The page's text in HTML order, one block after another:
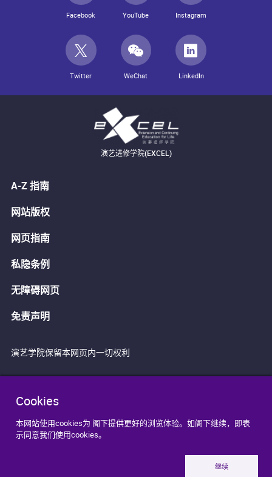
Cookies
本网站使用cookies为 阁下提供更好的浏览体验。如阁下继续，即表
示同意我们使用cookies。
继续
Facebook YouTube Instagram
Twitter WeChat LinkedIn
演艺进修学院(EXCEL)
A-Z 指南
网站版权
网页指南
私隐条例
无障碍网页
免责声明
演艺学院保留本网页内一切权利